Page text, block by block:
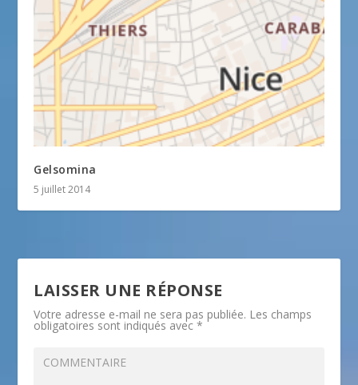
Gelsomina
5 juillet 2014
LAISSER UNE RÉPONSE
Votre adresse e-mail ne sera pas publiée. Les champs
obligatoires sont indiqués avec*